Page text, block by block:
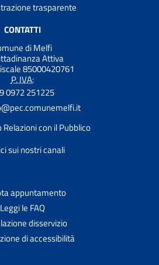
trasparente
CONTATTI
di Melfi
Attiva
85000420761
P. IVA:
0972 251225
con il Pubblico
sui nostri canali
appuntamento
Leggi le FAQ
disservizio
di accessibilità